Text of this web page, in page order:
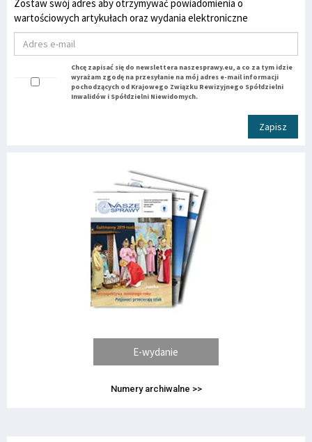
Zostaw swój adres aby otrzymywać powiadomienia o
wartościowych artykułach oraz wydania elektroniczne
Chcę zapisać się do newslettera naszesprawy.eu, a co za tym idzie
wyrażam zgodę na przesyłanie na mój adres e-mail informacji
pochodzących od Krajowego Związku Rewizyjnego Spółdzielni
Inwalidów i Spółdzielni Niewidomych.
Zapisz
E-wydanie
Numery archiwalne >>